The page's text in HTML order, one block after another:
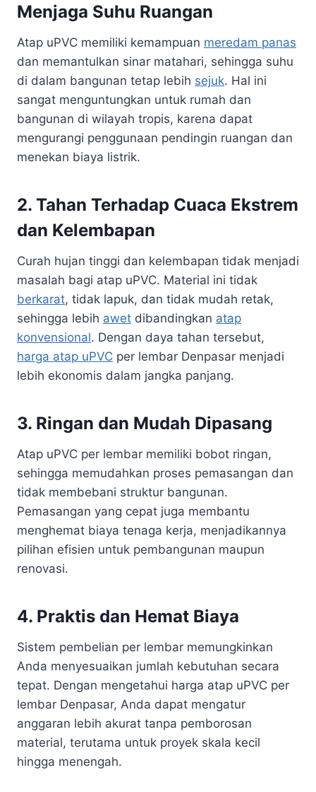
Menjaga Suhu Ruangan
Atap uPVC memiliki kemampuan meredam panas
dan memantulkan sinar matahari, sehingga suhu
di dalam bangunan tetap lebih sejuk. Hal ini
sangat menguntungkan untuk rumah dan
bangunan di wilayah tropis, karena dapat
mengurangi penggunaan pendingin ruangan dan
menekan biaya listrik.
2. Tahan Terhadap Cuaca Ekstrem
dan Kelembapan
Curah hujan tinggi dan kelembapan tidak menjadi
masalah bagi atap uPVC. Material ini tidak
berkarat, tidak lapuk, dan tidak mudah retak,
sehingga lebih awet dibandingkan atap
konvensional. Dengan daya tahan tersebut,
harga atap uPVC per lembar Denpasar menjadi
lebih ekonomis dalam jangka panjang.
3. Ringan dan Mudah Dipasang
Atap uPVC per lembar memiliki bobot ringan,
sehingga memudahkan proses pemasangan dan
tidak membebani struktur bangunan.
Pemasangan yang cepat juga membantu
menghemat biaya tenaga kerja, menjadikannya
pilihan efisien untuk pembangunan maupun
renovasi.
4. Praktis dan Hemat Biaya
Sistem pembelian per lembar memungkinkan
Anda menyesuaikan jumlah kebutuhan secara
tepat. Dengan mengetahui harga atap uPVC per
lembar Denpasar, Anda dapat mengatur
anggaran lebih akurat tanpa pemborosan
material, terutama untuk proyek skala kecil
hingga menengah.